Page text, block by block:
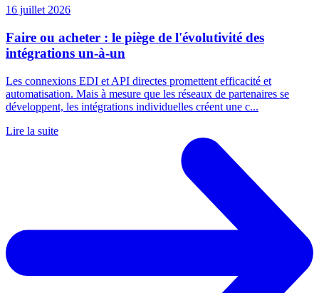
16 juillet 2026
Faire ou acheter : le piège de l'évolutivité des
intégrations un-à-un
Les connexions EDI et API directes promettent efficacité et
automatisation. Mais à mesure que les réseaux de partenaires se
développent, les intégrations individuelles créent une c...
Lire la suite